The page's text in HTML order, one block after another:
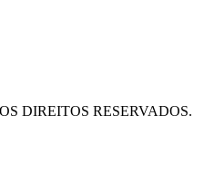
DIREITOS RESERVADOS.